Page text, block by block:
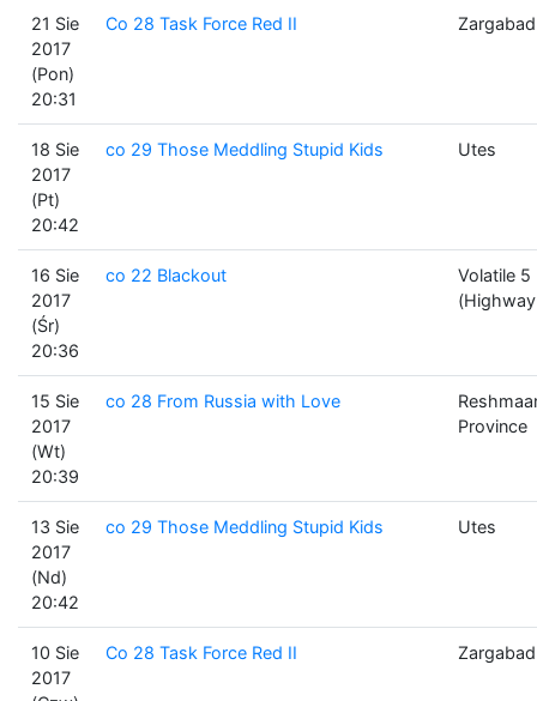
21 Sie
2017
(Pon)
20:31
Co 28 Task Force Red II Zargabad
18 Sie
2017
(Pt)
20:42
co 29 Those Meddling Stupid Kids Utes
16 Sie
2017
(Śr)
20:36
co 22 Blackout
Volatile 5
15 Sie
2017
(Wt)
20:39
co 28 From Russia with Love
Province
13 Sie
2017
(Nd)
20:42
co 29 Those Meddling Stupid Kids Utes
10 Sie
2017
Co 28 Task Force Red II Zargabad